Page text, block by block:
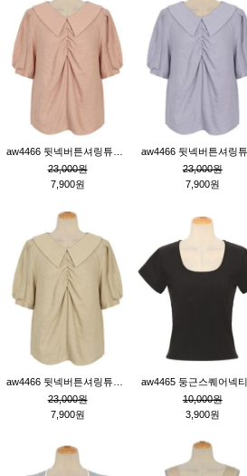
23,000원
7,900원
23,000원
7,900원
23,000원
7,900원
10,000원
3,900원